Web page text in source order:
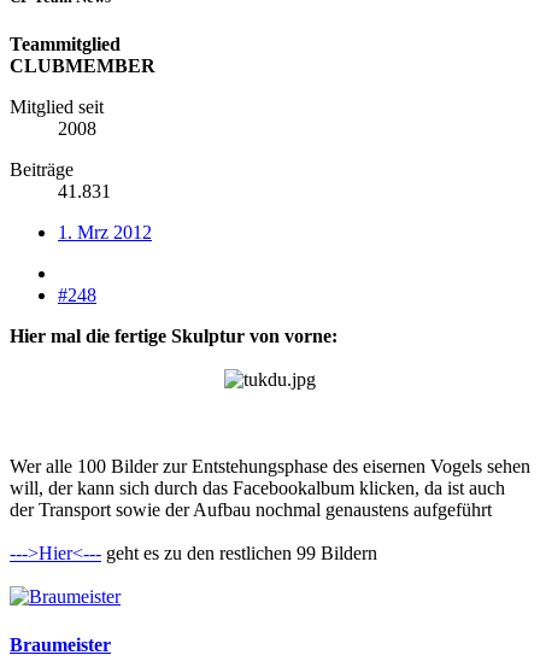
Teammitglied
CLUBMEMBER
Mitglied seit
2008
Beiträge
41.831
1. Mrz 2012
#248
Hier mal die fertige Skulptur von vorne:
Wer alle 100 Bilder zur Entstehungsphase des eisernen Vogels sehen
will, der kann sich durch das Facebookalbum klicken, da ist auch
der Transport sowie der Aufbau nochmal genaustens aufgeführt
--->Hier<--- geht es zu den restlichen 99 Bildern
Braumeister